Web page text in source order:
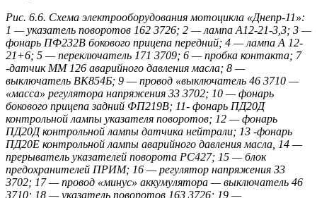
Рис. 6.6. Схема электрооборудования мотоцикла «Днепр-11»:
1 — указатель поворотов 162 3726; 2 — лампа А12-21-3,3; 3 —
фонарь ПФ232В бокового прицепа передний; 4 — лампа А 12-
21+6; 5 — переключатель 171 3709; 6 — пробка контакта; 7
-датчик ММ 126 аварийного давления масла; 8 —
выключатель ВК854Б; 9 — провод «выключатель 46 3710 —
«масса» регулятора напряжения 33 3702; 10 — фонарь
бокового прицепа задний ФП219В; 11- фонарь ПД20Д
контрольной лампы указателя поворотов; 12 — фонарь
ПД20Д контрольной лампы датчика нейтрали; 13 -фонарь
ПД20Е контрольной лампы аварийного давления масла, 14 —
прерыватель указателей поворота РС427; 15 — блок
предохранителей ПРИМ; 16 — регулятор напряжения 33
3702; 17 — провод «минус» аккумулятора — выключатель 46
3710; 18 — указатель поворотов 163 3726; 19 —